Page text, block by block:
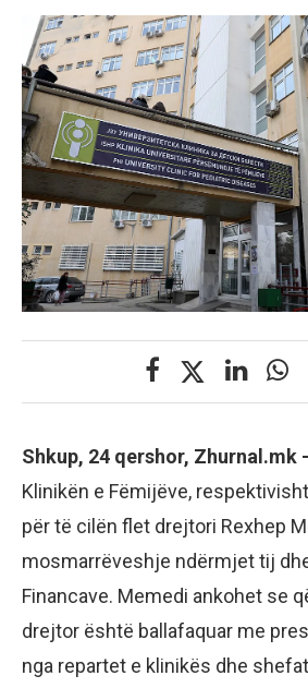
Shkup, 24 qershor, Zhurnal.mk
Klinikën e Fëmijëve,
për të cilën flet drejtori Rexhep
mosmarrëveshje ndërmjet tij
Financave. Memedi ankohet se
drejtor është ballafaquar me
nga repartet e klinikës dhe